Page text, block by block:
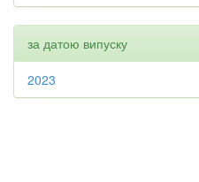
за датою випуску
2023